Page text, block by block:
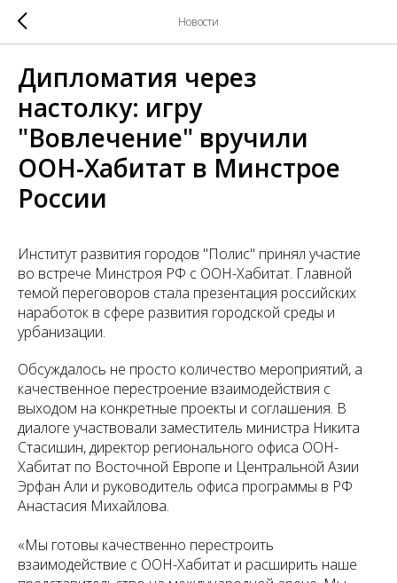
Новости
Дипломатия через
настолку: игру
"Вовлечение" вручили
ООН-Хабитат в Минстрое
России
Институт развития городов "Полис" принял участие
во встрече Минстроя РФ с ООН-Хабитат. Главной
темой переговоров стала презентация российских
наработок в сфере развития городской среды и
урбанизации.
Обсуждалось не просто количество мероприятий, а
качественное перестроение взаимодействия с
выходом на конкретные проекты и соглашения. В
диалоге участвовали заместитель министра Никита
Стасишин, директор регионального офиса ООН-
Хабитат по Восточной Европе и Центральной Азии
Эрфан Али и руководитель офиса программы в РФ
Анастасия Михайлова.
«Мы готовы качественно перестроить
взаимодействие с ООН-Хабитат и расширить наше